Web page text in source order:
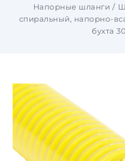
Напорные шланги
спиральный, напорно-
бухта